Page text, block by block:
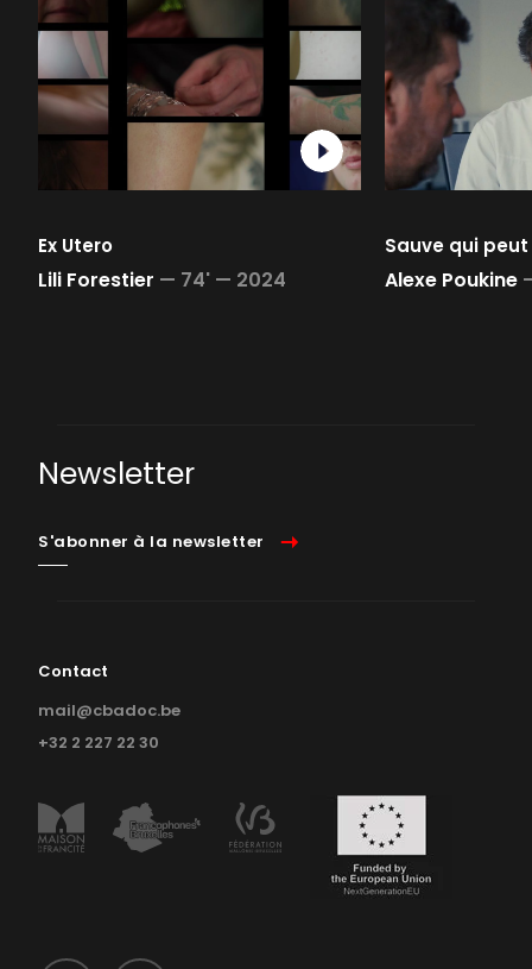
Montage image
Montage son & mixage
Station Montage Mobile
Outils en ligne
Ex Utero
Lili Forestier — 74' — 2024
Sauve qui peut
Alexe Poukine
Newsletter
S'abonner à la newsletter
Contact
mail@cbadoc.be
+32 2 227 22 30